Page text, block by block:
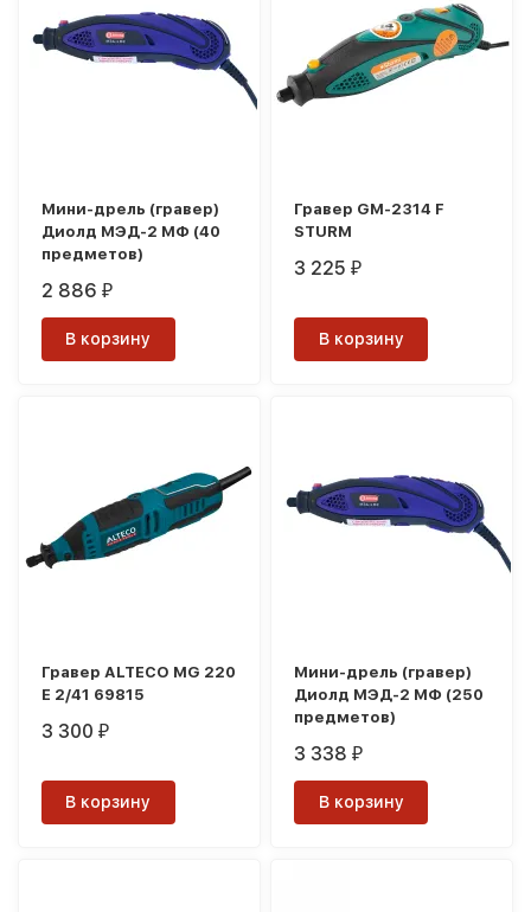
Мини-дрель (гравер)
Диолд МЭД-2 МФ (40
предметов)
2 886₽
В корзину
Гравер GM-2314 F
STURM
3 225₽
В корзину
Гравер ALTECO MG 220
E 2/41 69815
3 300₽
В корзину
Мини-дрель (гравер)
Диолд МЭД-2 МФ (250
предметов)
3 338₽
В корзину